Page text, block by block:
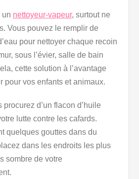
un nettoyeur-vapeur, surtout ne
Vous pouvez le remplir de
pour nettoyer chaque recoin
sous l’évier, salle de bain
cette solution à l’avantage
pour vos enfants et animaux.
d’un flacon d’huile
lutte contre les cafards.
quelques gouttes dans du
dans les endroits les plus
sombre de votre